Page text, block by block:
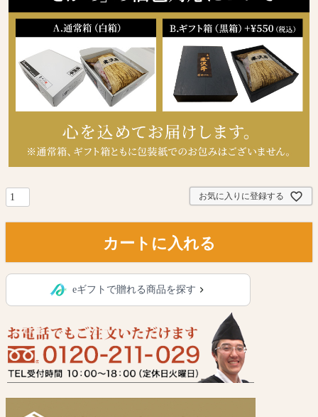
お気に入りに登録する
カートに入れる
eギフトで贈れる商品を探す